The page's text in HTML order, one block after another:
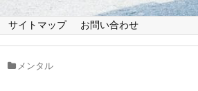
サイトマップ お問い合わせ
メンタル